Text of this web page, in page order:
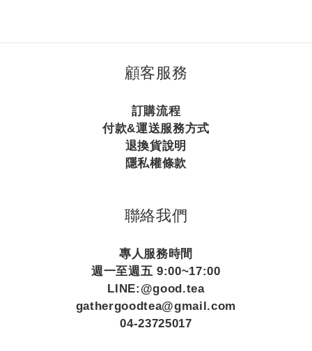
顧客服務
訂購流程
付款&運送服務方式
退換貨說明
隱私權條款
聯絡我們
專人服務時間
週一至週五 9:00~17:00
LINE:@good.tea
gathergoodtea@gmail.com
04-23725017